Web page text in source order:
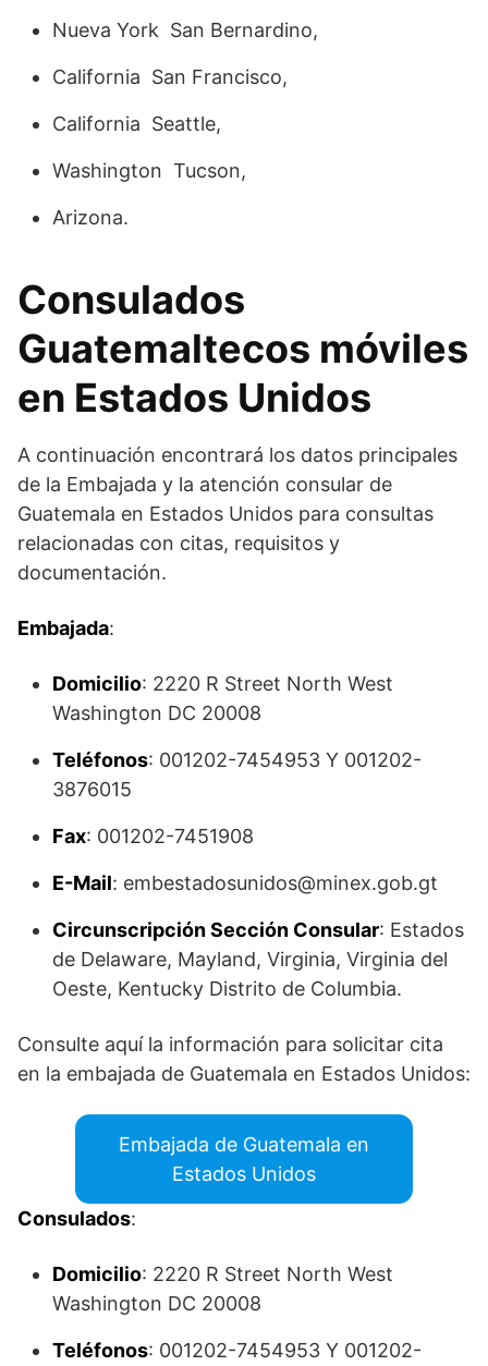
Nueva York San Bernardino,
California San Francisco,
California Seattle,
Washington Tucson,
Arizona.
Consulados
Guatemaltecos móviles
en Estados Unidos
A continuación encontrará los datos principales
de la Embajada y la atención consular de
Guatemala en Estados Unidos para consultas
relacionadas con citas, requisitos y
documentación.
Embajada:
Domicilio: 2220 R Street North West
Washington DC 20008
Teléfonos: 001202-7454953 Y 001202-
3876015
Fax: 001202-7451908
E-Mail: embestadosunidos@minex.gob.gt
Circunscripción Sección Consular: Estados
de Delaware, Mayland, Virginia, Virginia del
Oeste, Kentucky Distrito de Columbia.
Consulte aquí la información para solicitar cita
en la embajada de Guatemala en Estados Unidos:
Embajada de Guatemala en
Estados Unidos
Consulados:
Domicilio: 2220 R Street North West
Washington DC 20008
Teléfonos: 001202-7454953 Y 001202-